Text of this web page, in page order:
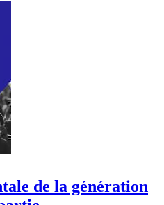
de la génération